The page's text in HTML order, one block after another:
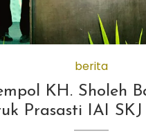
berita
KH. Sholeh
Prasasti IAI